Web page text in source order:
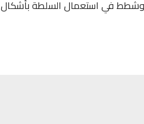
وشطط في استعمال السلطة بأشكال